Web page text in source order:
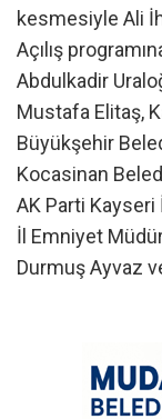
kesmesiyle Ali
Açılış
Abdulkadir
Mustafa Elitaş,
Büyükşehir
Kocasinan
AK Parti Kayseri
İl Emniyet
Durmuş Ayvaz